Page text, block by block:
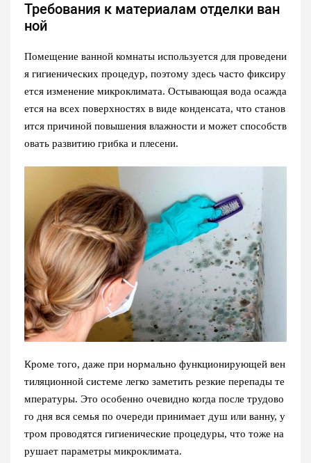
Требования к материалам отделки ван
ной
Помещение ванной комнаты используется для проведени
я гигиенических процедур, поэтому здесь часто фиксиру
ется изменение микроклимата. Остывающая вода осажда
ется на всех поверхностях в виде конденсата, что станов
ится причиной повышения влажности и может способств
овать развитию грибка и плесени.
Кроме того, даже при нормально функционирующей вен
тиляционной системе легко заметить резкие перепады те
мпературы. Это особенно очевидно когда после трудово
го дня вся семья по очереди принимает душ или ванну, у
тром проводятся гигиенические процедуры, что тоже на
рушает параметры микроклимата.